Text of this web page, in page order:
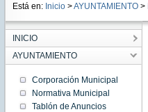
Está en: Inicio >AYUNTAMIENTO>
INICIO
AYUNTAMIENTO
Corporación Municipal
Normativa Municipal
Tablón de Anuncios